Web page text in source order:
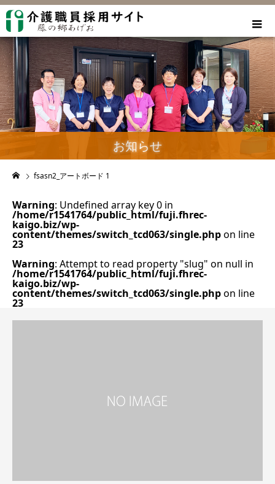
お知らせ
fsasn2_アートボード 1
Warning: Undefined array key 0 in
/home/r1541764/public_html/fuji.fhrec-
kaigo.biz/wp-
content/themes/switch_tcd063/single.phpon line
23
Warning: Attempt to read property "slug" on null in
/home/r1541764/public_html/fuji.fhrec-
kaigo.biz/wp-
content/themes/switch_tcd063/single.phpon line
23